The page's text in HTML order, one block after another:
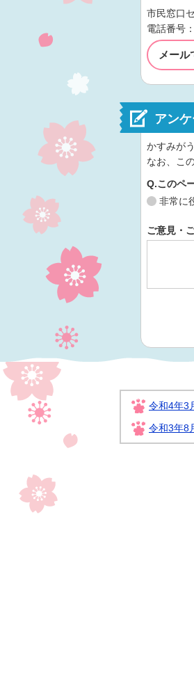
市民窓口
電話番号
メール
アンケ
かすみが
なお、こ
Q.このペ
非常に
ご意見・
令和4年3
令和3年8